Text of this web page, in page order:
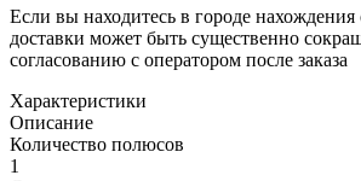
Если вы находитесь в городе нахождения
доставки может быть существенно
согласованию с оператором после заказа
Характеристики
Описание
Количество полюсов
1